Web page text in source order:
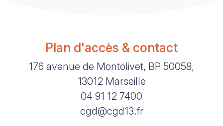
Plan d'accès & contact
176 avenue de Montolivet, BP 50058,
13012 Marseille
04 91 12 7400
cgd@cgd13.fr